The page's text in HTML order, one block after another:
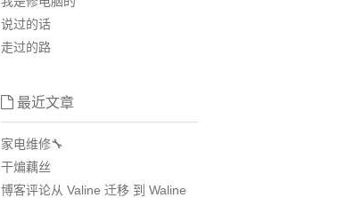
说过的话
走过的路
最近文章
家电维修🔧
干煸藕丝
博客评论从 Valine 迁移 到 Waline